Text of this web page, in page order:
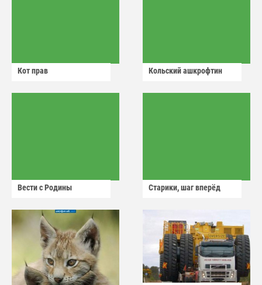
Кот прав Кольский ашкрофтин
Вести с Родины Старики, шаг вперёд